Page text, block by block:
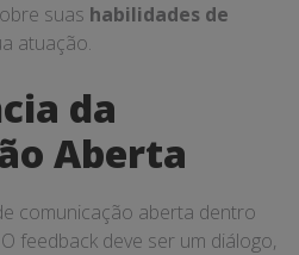
suas habilidades de
atuação.
da
Aberta
comunicação aberta dentro
feedback deve ser um diálogo,